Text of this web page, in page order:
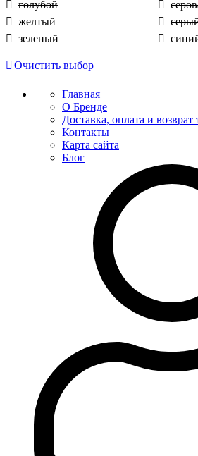
голубой
желтый
зеленый
Очистить выбор
Главная
О Бренде
Доставка, оплата и возврат
Контакты
Карта сайта
Блог